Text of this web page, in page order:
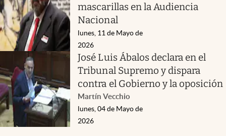
mascarillas en la Audiencia
Nacional
lunes, 11 de Mayo de
2026
José Luis Ábalos declara en el
Tribunal Supremo y dispara
contra el Gobierno y la oposición
Martín Vecchio
lunes, 04 de Mayo de
2026